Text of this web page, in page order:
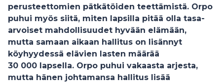
perusteettomien pätkätöiden teettämistä. Orpo
puhui myös siitä, miten lapsilla pitää olla tasa-
arvoiset mahdollisuudet hyvään elämään,
mutta samaan aikaan hallitus on lisännyt
köyhyydessä elävien lasten määrää
30 000 lapsella. Orpo puhui vakaasta arjesta,
mutta hänen johtamansa hallitus lisää